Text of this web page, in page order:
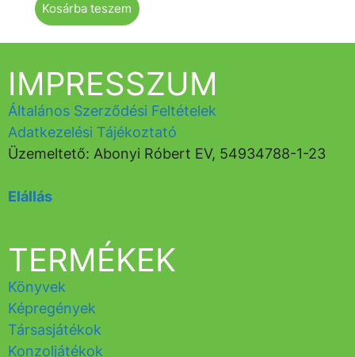
Kosárba teszem
TERMÉKEK
Könyvek
Képregények
Társasjátékok
Konzoljátékok
IMPRESSZUM
Általános Szerződési Feltételek
Adatkezelési Tájékoztató
Üzemeltető: Abonyi Róbert EV, 54934788-1-23
Elállás